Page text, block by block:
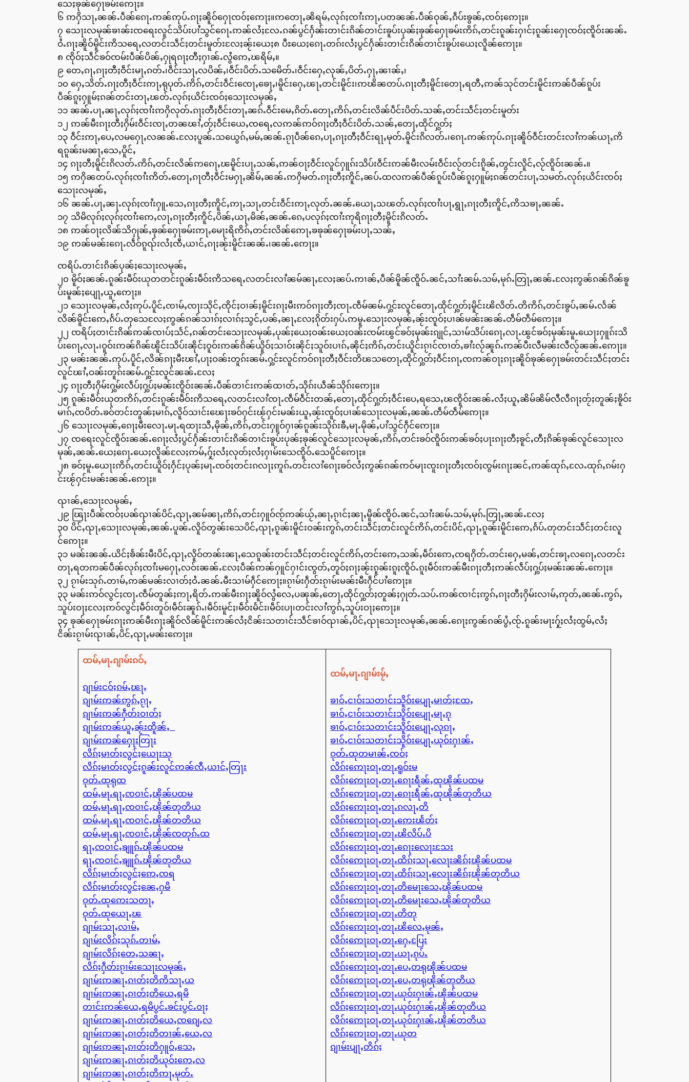
သေႈၶုၼ်ႁေႃၶမ်းဢေႃႈ။
၆ ဢႁိသႃႇၼၼ်ႉပဵၼ်ၵေႃႉဢၼ်ဢုပ်ႉၵႃႈၼိူဝ်ႁေႃၸဝ်ႈဢေႃႈ။ဢတေႃႇၼိရမ်ႇလုၵ်ႈၸၢႆးဢႃႇပတၼၼ်ႉပဵၼ်ဝုၼ်ႇၵဵပ်းၶွၼ်ႇၸဝ်ႈဢေႃႈ။
၇ သေႃးလမုၼ်ၶၢၼ်းၸရေးလူင်သိပ်းပၢႆသွင်ၵေႃႉဢၼ်လႆႈလႄႉၵၼ်ပွင်ႁႅၼ်းတၢင်းၵိၼ်တၢင်းၶူပ်းပုၼ်ႈၶုၼ်ႁေႃၶမ်းဢိၵ်ႇတင်းၵူၼ်းႁၢင်ႈၵူၼ်းႁေႃၸဝ်ႈၸိူဝ်းၼၼ်ႉ
ဝႆႉၵႃႈၼိူဝ်မိူင်းဢိသရေႇလတင်းသဵင်ႈတင်းမူတ်းလႄႈၼႂ်းယေႈ၈ ပီႊယေႈၵေႃႉတၵ်းလႆႈပွင်ႁႅၼ်းတၢင်းၵိၼ်တၢင်းၶူပ်းယေႈလိူၼ်ဢေႃႈ။
၈ ၸိုဝ်ႈသဵင်ၶဝ်ၸမ်းပဵၼ်ပိၼ်ႇႁုရၵႃႈတီႈႁၢၼ်ႉလွႆဢေႇၽရိမ်ႇ။
၉ တေႇၵႃႇၵႃႈတီႈဝဵင်းမႃႇၵတ်ႉ၊ဝဵင်းသႃႇလပိၼ်ႇ၊ဝဵင်းပိတ်ႉသမေိတ်ႉ၊ဝဵင်းႁေႇလုၼ်ႇပိတ်ႉႁႃႇၼၢၼ်ႇ၊
၁၀ ႁေႇသိတ်ႉၵႃႈတီႈဝဵင်းဢႃႇရုပုတ်ႉဢိၵ်ႇတင်းဝဵင်းၸေႃႇၶေႃႇ၊မိူင်းႁေႇၽႃႇတင်းမိူင်း၊ဢၽိၼတပ်ႉၵႃႈတီႈမိူင်းတေႃႇရတီႇဢၼ်သုင်တင်းမိူင်းဢၼ်ပဵၼ်ၵူပ်း
ပဵၼ်ၵူႈႁူမ်ႈၵၼ်တင်းတႃႇၽတ်ႉလုၵ်ႈယိင်းၸဝ်ႈသေႃးလမုၼ်ႇ
၁၁ ၼၼ်ႉပႃႇၼႃႇလုၵ်ႈၸၢႆးဢႁိလုတ်ႉၵႃႈတီႈဝဵင်းတႃႇၼၵ်ႉဝဵင်းမေႇၵိတ်ႉတေႃႇဢိၵ်ႇတင်းလိၼ်ပဵင်းပိတ်ႉသၼ်ႇတင်းသဵင်ႈတင်းမူတ်း
၁၂ ဢၼ်မီးၵႃႈတီႈႁိမ်းဝဵင်းၸႃႇတၼၽၢႆႇတႂ်ႈဝဵင်းယေႇၸရေႇလဢၼ်ဢဝ်ၵႃႈတီႈဝဵင်းပိတ်ႉသၼ်ႇတေႃႇထိုင်ႁွတ်ႈ
၁၃ ဝဵင်းဢႃႇပေႇလမႁေႃႇလၼၼ်ႉလႄႈပူၼ်ႉသယွေၵ်ႇမမ်ႇၼၼ်ႉၵႂႃပဵၼ်ၵေႇပႃႇၵႃႈတီႈဝဵင်းရႃႇမုတ်ႉမိူင်းၵိလတ်ႉ၊ၵေႃႉဢၼ်ဢုပ်ႉၵႃႈၼိူဝ်ဝဵင်းတင်းလၢႆဢၼ်ယႃႇဢိ
ရၵူၼ်းမၼႃႇသေႇပိူင်ႇ
၁၄ ၵႃႈတီႈမိူင်းၵိလတ်ႉဢိၵ်ႇတင်းလိၼ်ဢၵေႃႇၽမိူင်းပႃႇသၼ်ႇဢၼ်ဝႃႈဝဵင်းလူင်ႁူၵ်းသိပ်းဝဵင်းဢၼ်မီးလမ်းဝဵင်းလႂ်တင်းၵိူၼ်ႇတွင်းလိူင်ႇလႂ်ၸိူဝ်းၼၼ်ႉ။
၁၅ ဢႁိၼတပ်ႉလုၵ်ႈၸၢႆးဢိတ်ႉတေႃႇၵႃတီႈဝဵင်းမႁႃႇၼိမ်ႇၼၼ်ႉဢႁိမတ်ႉၵႃႈတီႈဢိူင်ႇၼပ်ႉထလဢၼ်ပဵၼ်ၵူပ်းပဵၼ်ၵူႈႁူမ်ႈၵၼ်တင်းပႃႇသမတ်ႉလုၵ်ႈယိင်းၸဝ်ႈ
သေႃးလမုၼ်ႇ
၁၆ ၼၼ်ႉပႃႇၼႃႉလုၵ်ႈၸၢႆးႁူႉသေႇၵႃႈတီႈဢိူင်ႇဢႃႇသႃႇတင်းဝဵင်းဢႃႇလုတ်ႉၼၼ်ႉယေႃႇသၽတ်ႉလုၵ်ႈၸၢႆးပႃႇရွႃႇၵႃႈတီႈဢိူင်ႇဢိသၶႃႇၼၼ်ႉ
၁၇ သိမိလုၵ်ႈလုၵ်ႈၸၢႆးဢေႇလႃႇၵႃႈတီႈဢိူင်ႇပိၼ်ႇယႃႇမိၼ်ႇၼၼ်ႉၵေႇပလုၵ်ႈၸၢႆးဢုရိၵႃႈတီႈမိူင်းၵိလတ်ႉ
၁၈ ဢၼ်ဝႃႈလိၼ်သိႁုၼ်ႇၶုၼ်ႁေႃၶမ်းဢႃႇမေႃးရိဢိၵ်ႇတင်းလိၼ်ဢေႃႇၶၶုၼ်ႁေႃၶမ်းပႃႇသၼ်ႇ
၁၉ ဢၼ်မၼ်းၵေႃႉလဵဝ်ၵူၺ်းလႆႈၸီႇယၢင်ႇၵႃႈၼႂ်းမိူင်းၼၼ်ႉ၊ၼၼ်ႉဢေႃႈ။
ၸရိပ်ႉတၢင်းၵိၼ်ပုၼ်ႈသေႃးလမုၼ်ႇ
၂၀ မိူဝ်ႈၼၼ်ႉၵူၼ်းမဵဝ်းယုတတင်းၵူၼ်းမဵဝ်းဢိသရေႇလတင်းလၢႆၼမ်ၼႃႇလႄႈၼပ်ႉဢၢၼ်ႇပဵၼ်မိူၼ်ၸိူဝ်ႉၼင်ႇသၢႆးၼမ်ႉသမ်ႇမုၵ်ႉတြႃႇၼၼ်ႉလႄႈဢွၼ်ၵၼ်ၵိၼ်ၶူ
ပ်းမူၼ်ႈပျေႃႇယူႇဢေႃႈ။
၂၁ သေႃးလမုၼ်ႇလႆႈဢုပ်ႉပိူင်ႇၸၢမ်ႇၸႃးသိုင်ႇၸိုင်ႈဝၢၼ်ႈမိူင်းၵႃႈမီးဢဝ်ၵႃႈတီႈၸႃႉၸဵမ်ၼမ်ႉႁွင်ႊလူင်တေႃႇထိုင်ႁွတ်ႈမိူင်းၽိလိတ်ႉတိဢိၵ်ႇတင်းၶွပ်ႇၼမ်ႉလႅၼ်
လိၼ်မိူင်းဢေႇၵႅပ်ႉတုသေလႄႈဢွၼ်ၵၼ်သၢၵ်ႈလၢၵ်ႈသွင်ႇပၼ်ႇၼႃႇလႄႈၵိုတ်းႁပ်ႉဢမူႉသေႃးလမုၼ်ႇၼႂ်းၸူဝ်ႈပၢၼ်မၼ်းၼၼ်ႉတဵမ်တဵမ်ဢေႃႈ။
၂၂ ၸရိပ်ႈတၢင်းၵိၼ်ဢၼ်ၸၢပ်ႈသႅင်ႇၵၼ်တင်းသေႃးလမုၼ်ႇပုၼ်ႈယေႈဝၼ်းယေႈဝၼ်းၸမ်းၽွင်ၶဝ်ႈမုၼ်းၵျုင်ႇသၢမ်သိပ်းၵေႃႇလႃႉၽွင်ၶဝ်ႈမုၼ်းမူႉယေႃးႁူၵ်းသိ
ပ်းၵေႃႇလႃႉ၊ဝူဝ်းဢၼ်ၵိၼ်ၽိူင်းသိပ်းၼိုင်ႈဝူဝ်းဢၼ်ၵိၼ်ယိူဝ်ႈသၢဝ်းၼိုင်ႈသူဝ်းပၢၵ်ႇၼိုင်ႈဢိၵ်ႇတင်းယိူင်းၵႂၢင်ၸၢတ်ႇၶၢႆးလႂ်ၼူၵ်ႉဢၼ်ပီးလီမၼ်းလီလႂ်ၼၼ်ႉဢေႃႈ။
၂၃ မၼ်းၼၼ်ႉဢုပ်ႉပိူင်ႇလိၼ်ၵႃႈမီးၽၢႆႇပႃႈဝၼ်းတူၵ်းၼမ်ႉႁွင်ႊလူင်ဢဝ်ၵႃႈတီႈဝဵင်းတိၽသတေႃႇထိုင်ႁွတ်ႈဝဵင်းၵႃႇၸဢၼ်ဝႃႈၵႃႈၼိူဝ်ၶုၼ်ႁေႃၶမ်းတင်းသဵင်ႈတင်း
လူင်ၽၢႆႇဝၼ်းတူၵ်းၼမ်ႉႁွင်ႊလူင်ၼၼ်ႉလႄႈ
၂၄ ၵႃႈတီႈႁိမ်းႁွမ်းလဵပ်ႈႁွပ်ႈမၼ်းၸိူဝ်းၼၼ်ႉပဵၼ်တၢင်းဢၼ်ထၢတ်ႇသိုၵ်းယဵၼ်သိုၵ်းဢေႃႈ။
၂၅ ၵူၼ်းမဵဝ်းယုတဢိၵ်ႇတင်းၵူၼ်းမဵဝ်းဢိသရေႇလတင်းလၢႆၸႃႉၸဵမ်ဝဵင်းတၼ်ႇတေႃႇထိုင်ႁွတ်ႈဝဵင်းပေႇရသေႇၽၸိူဝ်းၼၼ်ႉလႆႈယူႇၼိမ်ၼိမ်လီလီၵႃႈတႂ်ႈတူၼ်ႈၶိူဝ်း
မၢၵ်ႇၸပိတ်ႉၶဝ်တင်းတူၼ်ႈမၢၵ်ႇလိူဝ်သၢင်းၽေႃးၶဝ်ႁင်းၽႂ်ႁင်းမၼ်းယူႇၼႂ်းၸူဝ်ႈပၢၼ်သေႃးလမုၼ်ႇၼၼ်ႉတဵမ်တဵမ်ဢေႃႈ။
၂၆ သေႃးလမုၼ်ႇၵေႃႈမီးလေႃႉမႃႉရထႃးသီႇမိုၼ်ႇဢိၵ်ႇတင်းႁူဝ်ႁၢၼ်ၵူၼ်းသိုၵ်းၶီႇမႃႉမိုၼ်ႇပၢႆသွင်ႁဵင်ဢေႃႈ။
၂၇ ၸရေးလူင်ၸိူဝ်းၼၼ်ႉၵေႃႈလႆႈပွင်ႁႅၼ်းတၢင်းၵိၼ်တၢင်းၶူပ်းပုၼ်ႈၶုၼ်လူင်သေႃးလမုၼ်ႇဢိၵ်ႇတင်းၶဝ်ၸိူဝ်းဢၼ်ၶဝ်ႈပႃးၵႃႈတီႈၶူင်ႇတီႈၵိၼ်ၶုၼ်လူင်သေႃးလ
မုၼ်ႇၼၼ်ႉယေႈၵေႃႉယေႈလိူၼ်လႄႈဢမ်ႇႁႂ်ႈလႆႈလုတ်ႈလႆႈႁၢမ်းသေၸိူဝ်ႉသေပိူင်ဢေႃႈ။
၂၈ ၶဝ်ႈမူႉယေႃးဢိၵ်ႇတင်းယိူဝ်ႈႁႅင်ႈပုၼ်ႈမႃႉၸဝ်ႈတင်းၵလႃႈဢူၵ်ႉတင်းလၢႆၵေႃႈၶဝ်လႆႈဢွၼ်ၵၼ်ဢဝ်မႃးၸူးၵႃႈတီႈၸဝ်ႈၸွမ်းၵႃႈၼင်ႇဢၼ်ထုၵ်ႇလႄႉထုၵ်ႇၵမ်းႁ
င်းၽႂ်ႁင်းမၼ်းၼၼ်ႉဢေႃႈ။
ၺၢၼ်ႇသေႃးလမုၼ်ႇ
၂၉ ၽြႃးပဵၼ်ၸဝ်ႈပၼ်ၺၢၼ်ပိင်ႇၺႃႇၼမ်ၼႃႇဢိၵ်ႇတင်းႁူဝ်ၸႂ်ဢၼ်ယႂ်ႇၼႃႇၵႂၢင်ႈၼႃႇမိူၼ်ၸိူဝ်ႉၼင်ႇသၢႆးၼမ်ႉသမ်ႇမုၵ်ႉတြႃႇၼၼ်ႉလႄႈ
၃၀ ပိင်ႇၺႃႇသေႃးလမုၼ်ႇၼၼ်ႉပူၼ်ႉလိူဝ်တွၼ်းသေပိင်ႇၺႃႇၵူၼ်းမိူင်းဝၼ်းဢွၵ်ႇတင်းသဵင်ႈတင်းလူင်ဢိၵ်ႇတင်းပိင်ႇၺႃႇၵူၼ်းမိူင်းဢေႇၵႅပ်ႉတုတင်းသဵင်ႈတင်းလူ
င်ဢေႃႈ။
၃၁ မၼ်းၼၼ်ႉယိင်ႈၶႅၼ်းမီးပိင်ႇၺႃႇလိူဝ်တၼ်းၼႃႇသေၵူၼ်းတင်းသဵင်ႈတင်းလူင်ဢိၵ်ႇတင်းဢေႇသၼ်ႇမဵဝ်းဢေႇၸရႁိတ်ႉတင်းႁေႇမၼ်ႇတင်းၶႃႇလၵေႃႇလတင်း
တႃႇရတဢၼ်ပဵၼ်လုၵ်ႈၸၢႆးမႁေႃႇလဝ်းၼၼ်ႉလႄႈပဵၼ်ဢၼ်ႁူင်ႁၢင်းၸွတ်ႇတူဝ်ႈၵႃႈၼႂ်းၵူၼ်းၵူႈၸိူဝ်ႉၵူႈမဵဝ်းဢၼ်မီးၵႃႈတီႈဢၼ်လဵပ်ႈႁွပ်ႈမၼ်းၼၼ်ႉဢေႃႈ။
၃၂ ၵႂၢမ်းသုၵ်ႉတၢမ်ႇဢၼ်မၼ်းလၢတ်ႈဝႆႉၼၼ်ႉမီးသၢမ်ႁဵင်ဢေႃႈ။ၵႂၢမ်းႁဵတ်းၵႂၢမ်းမၼ်းမီးႁဵင်ပၢႆဢေႃႈ။
၃၃ မၼ်းဢဝ်လွင်ႈၸႃႉၸဵမ်တူၼ်ႈဢႃႇရိတ်ႉဢၼ်မီးၵႃႈၼိူဝ်လွႆလေႇပၼုၼ်ႇတေႃႇထိုင်ႁွတ်ႈတူၼ်ႈႁုတ်ႉသပ်ႉဢၼ်ၸၢင်ႈဢွၵ်ႇၵႃႈတီႈႁိမ်းလၢမ်ႇဢုတ်ႇၼၼ်ႉဢွၵ်ႇ
သူပ်းဝႃႈလႄႈဢဝ်လွင်ႈမဵဝ်းတူဝ်၊မဵဝ်းၼူၵ်ႉ၊မဵဝ်းမူင်ႈ၊မဵဝ်းမႅင်း၊မဵဝ်းပႃ၊တင်းလၢႆဢွၵ်ႇသူပ်းဝႃႈဢေႃႈ။
၃၄ ၶုၼ်ႁေႃၶမ်းၵႃႈဢၼ်မီးၵႃႈၼိူဝ်လိၼ်မိူင်းဢၼ်လႆႈငိၼ်းသတၢင်းသဵင်ၶၢဝ်ၺၢၼ်ႇပိင်ႇၺႃသေႃးလမုၼ်ႇၼၼ်ႉၵေႃႈဢွၼ်ၵၼ်ပွႆႇၸႂ်ႉၵူၼ်းမႃးႁႂ်ႈလႆႈထွမ်ႇလႆႈ
ငိၼ်းၵႂၢမ်းၺၢၼ်ႇပိင်ႇၺႃႇမၼ်းဢေႃႈ။
ထမ်ႇမႃႉၵျၢမ်းၵဝ်ႇ
ၵျၢမ်းငဝ်ႈၵမ်ႇၽႃႇ
ၵျၢမ်းဢၼ်ဢွၵ်ႇၵႂႃႇ
ၵျၢမ်းဢၼ်ႁဵတ်းဝၢတ်ႈ
ၵျၢမ်းဢၼ်ယူႇၼႂ်းထိူၼ်ႇ
ၵျၢမ်းဢၼ်ႁေႃးတြႃး
လိၵ်ႈမၢတ်ႈလွင်ႈယေႃးသု
လိၵ်ႈမၢတ်ႈလွင်ႈၵူၼ်းလူင်ဢၼ်ၸီႇယၢင်ႇတြႃး
ဝုတ်ႉထုရုထ
ထမ်ႇမႃႉရႃႇၸဝၢင်ႇၽိုၼ်ပထမ
ထမ်ႇမႃႉရႃႇၸဝၢင်ႇၽိုၼ်တုတိယ
ထမ်ႇမႃႉရႃႇၸဝၢင်ႇၽိုၼ်တတိယ
ထမ်ႇမႃႉရႃႇၸဝၢင်ႇၽိုၼ်ၸတုၵ်ႉထ
ရႃႇၸဝၢင်ႇၶျူၵ်ႉၽိုၼ်ပထမ
ရႃႇၸဝၢင်ႇၶျူၵ်ႉၽိုၼ်တုတိယ
လိၵ်ႈမၢတ်ႈလွင်ႈဢေႇၸရ
လိၵ်ႈမၢတ်ႈလွင်ႈၼေႇႁမိ
ဝုတ်ႉထုဢေးသတႃႇ
ဝုတ်ႉထုယေႃႇၽ
ၵျၢမ်းသႃႇလၢမ်ႇ
ၵျၢမ်းလိၵ်ႈသုၵ်ႉတၢမ်ႇ
ၵျၢမ်းလိၵ်ႈတေႇသၼႃႇ
လိၵ်ႈႁဵတ်းၵႂၢမ်းသေႃးလမုၼ်ႇ
ၵျၢမ်းဢၼႃႇၵၢတ်ႈတိဢိသႃႇယ
ၵျၢမ်းဢၼႃႇၵၢတ်ႈတိယေႇရမိ
တၢင်းဢၼ်ယေႇရမိပွင်ႉၶင်းပွင်ႉဝႃႈ
ၵျၢမ်းဢၼႃႇၵၢတ်ႈတိယေႇၸၵျေႇလ
ၵျၢမ်းဢၼႃႇၵၢတ်ႈတိတၢၼ်ႇယေႇလ
ၵျၢမ်းဢၼႃႇၵၢတ်ႈတိႁူဝ်ႇသေႇ
ၵျၢမ်းဢၼႃႇၵၢတ်ႈတိယုဝ်းဢေႇလ
ၵျၢမ်းဢၼႃႇၵၢတ်ႈတိဢႃႇမုတ်ႉ
ထမ်ႇမႃႉၵျၢမ်းမႂ်ႇ
ၶၢဝ်ႇငၢဝ်းသတၢင်းသိူဝ်းပျေႃႇမၢတ်ႈထႄႇ
ၶၢဝ်ႇငၢဝ်းသတၢင်းသိူဝ်းပျေႃႇမႃႇၵု
ၶၢဝ်ႇငၢဝ်းသတၢင်းသိူဝ်းပျေႃႇလုၵႃႇ
ၶၢဝ်ႇငၢဝ်းသတၢင်းသိူဝ်းပျေႃႇယုဝ်းႁၢၼ်ႇ
ဝုတ်ႉထုတမၢၼ်ႇၸဝ်ႈ
လိၵ်ႈဢေႃးဝႃႇတႃႉရူဝ်းမ
လိၵ်ႈဢေႃးဝႃႇတႃႉၵေႃးရဵၼ်ႇထုၽိုၼ်ပထမ
လိၵ်ႈဢေႃးဝႃႇတႃႉၵေႃးရဵၼ်ႇထုၽိုၼ်တုတိယ
လိၵ်ႈဢေႃးဝႃႇတႃႉၵလႃႇတိ
လိၵ်ႈဢေႃးဝႃႇတႃႉဢေးၽႅတ်ႈ
လိၵ်ႈဢေႃးဝႃႇတႃႉၽိလိပ်ႉပိ
လိၵ်ႈဢေႃးဝႃႇတႃႉၵေႃးလေႃးသႄး
လိၵ်ႈဢေႃးဝႃႇတႃႉထိၵ်ႈသႃႇလေႃးၼိၵ်ႈၽိုၼ်ပထမ
လိၵ်ႈဢေႃးဝႃႇတႃႉထိၵ်ႈသႃႇလေႃးၼိၵ်ႈၽိုၼ်တုတိယ
လိၵ်ႈဢေႃးဝႃႇတႃႉတိမေႃးသေႇၽိုၼ်ပထမ
လိၵ်ႈဢေႃးဝႃႇတႃႉတိမေႃးသေႇၽိုၼ်တုတိယ
လိၵ်ႈဢေႃးဝႃႇတႃႉတိတု
လိၵ်ႈဢေႃးဝႃႇတႃႉၽိလေႇမုၼ်ႇ
လိၵ်ႈဢေႃးဝႃႇတႃႉႁေႇပြႄး
လိၵ်ႈဢေႃးဝႃႇတႃႉယႃႇၵုပ်ႉ
လိၵ်ႈဢေႃးဝႃႇတႃႉပေႇတရုၽိုၼ်ပထမ
လိၵ်ႈဢေႃးဝႃႇတႃႉပေႇတရုၽိုၼ်တုတိယ
လိၵ်ႈဢေႃးဝႃႇတႃႉယုဝ်းႁၢၼ်ႇၽိုၼ်ပထမ
လိၵ်ႈဢေႃးဝႃႇတႃႉယုဝ်းႁၢၼ်ႇၽိုၼ်တုတိယ
လိၵ်ႈဢေႃးဝႃႇတႃႉယုဝ်းႁၢၼ်ႇၽိုၼ်တတိယ
လိၵ်ႈဢေႃးဝႃႇတႃႉယုတ
ၵျၢမ်းပျႃႇတိၵ်ႈ